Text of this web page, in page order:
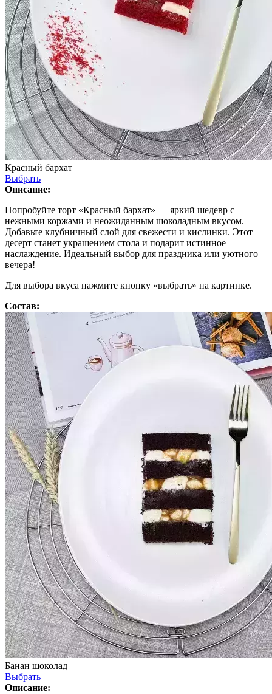
Красный бархат
Выбрать
Описание:
Попробуйте торт «Красный бархат» — яркий шедевр с
нежными коржами и неожиданным шоколадным вкусом.
Добавьте клубничный слой для свежести и кислинки. Этот
десерт станет украшением стола и подарит истинное
наслаждение. Идеальный выбор для праздника или уютного
вечера!
Для выбора вкуса нажмите кнопку «выбрать» на картинке.
Состав:
Банан шоколад
Выбрать
Описание: